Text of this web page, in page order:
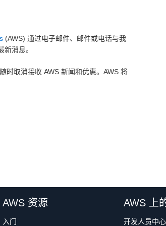
(AWS) 通过电子邮件、邮件或电话与我
新消息。
时取消接收 AWS 新闻和优惠。AWS 将
AWS 资源
入门
AWS 上
开发人员中心